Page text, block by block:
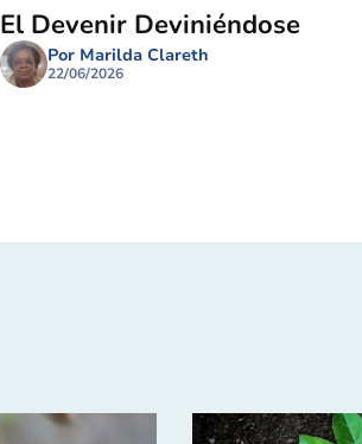
El Devenir Deviniéndose
Por Marilda Clareth
22/06/2026